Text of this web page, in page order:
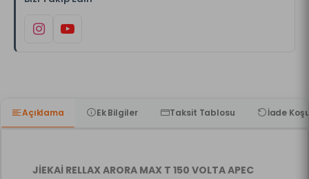
Açıklama Ek Bilgiler Taksit Tablosu İade
JİEKAİ RELLAX ARORA MAX T 150 VOLTA APEC